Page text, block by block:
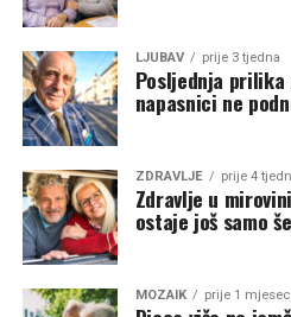
LJUBAV prije 3 tjedna
Posljednja
napasnici ne
ZDRAVLJE prije 4
Zdravlje u
ostaje još samo
MOZAIK prije 1 mjesec